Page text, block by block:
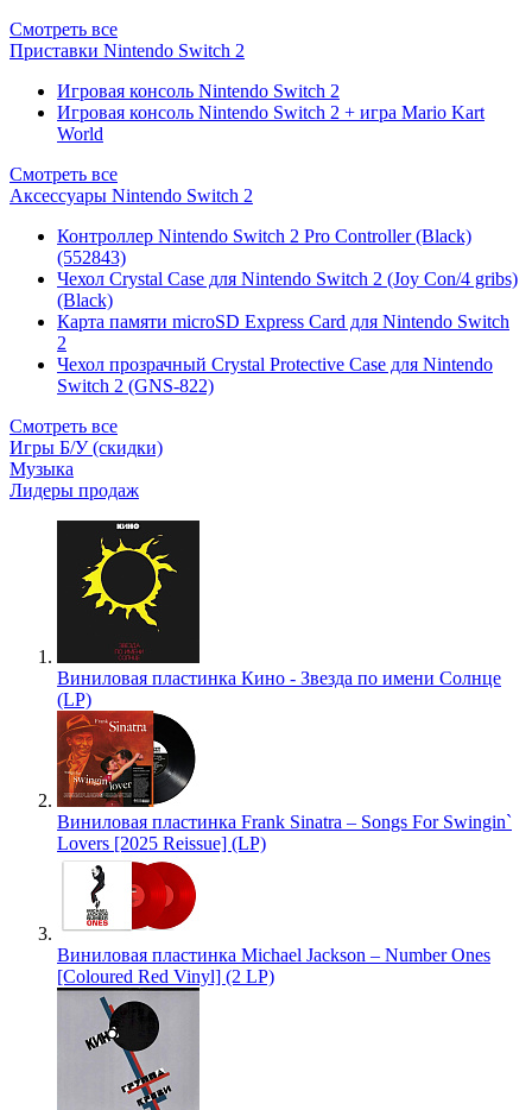
Смотреть все
Приставки Nintendo Switch 2
Игровая консоль Nintendo Switch 2
Игровая консоль Nintendo Switch 2 + игра Mario Kart
World
Смотреть все
Аксессуары Nintendo Switch 2
Контроллер Nintendo Switch 2 Pro Controller (Black)
(552843)
Чехол Сrystal Сase для Nintendo Switch 2 (Joy Con/4 gribs)
(Black)
Карта памяти microSD Express Card для Nintendo Switch
2
Чехол прозрачный Crystal Protective Case для Nintendo
Switch 2 (GNS-822)
Смотреть все
Игры Б/У (скидки)
Музыка
Лидеры продаж
Виниловая пластинка Кино - Звезда по имени Солнце
(LP)
Виниловая пластинка Frank Sinatra – Songs For Swingin`
Lovers [2025 Reissue] (LP)
Виниловая пластинка Michael Jackson – Number Ones
[Coloured Red Vinyl] (2 LP)